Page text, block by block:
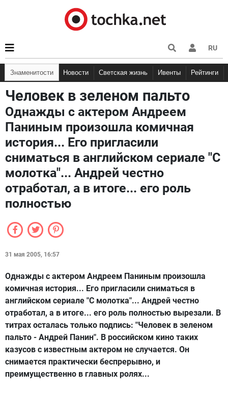
RU
Знаменитости Новости Светская жизнь Ивенты Рейтинги
Человек в зеленом пальто
Однажды с актером Андреем
Паниным произошла комичная
история... Его пригласили
сниматься в английском сериале "С
молотка"... Андрей честно
отработал, а в итоге... его роль
полностью
31 мая 2005, 16:57
Однажды с актером Андреем Паниным произошла
комичная история... Его пригласили сниматься в
английском сериале "С молотка"... Андрей честно
отработал, а в итоге... его роль полностью вырезали. В
титрах осталась только подпись: "Человек в зеленом
пальто - Андрей Панин". В российском кино таких
казусов с известным актером не случается. Он
снимается практически беспрерывно, и
преимущественно в главных ролях...